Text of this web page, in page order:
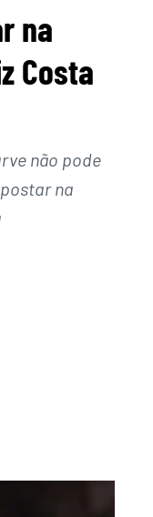
na
Costa
não pode
na